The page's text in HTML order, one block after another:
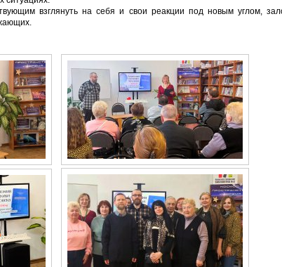
взглянуть на себя и свои реакции под новым углом,